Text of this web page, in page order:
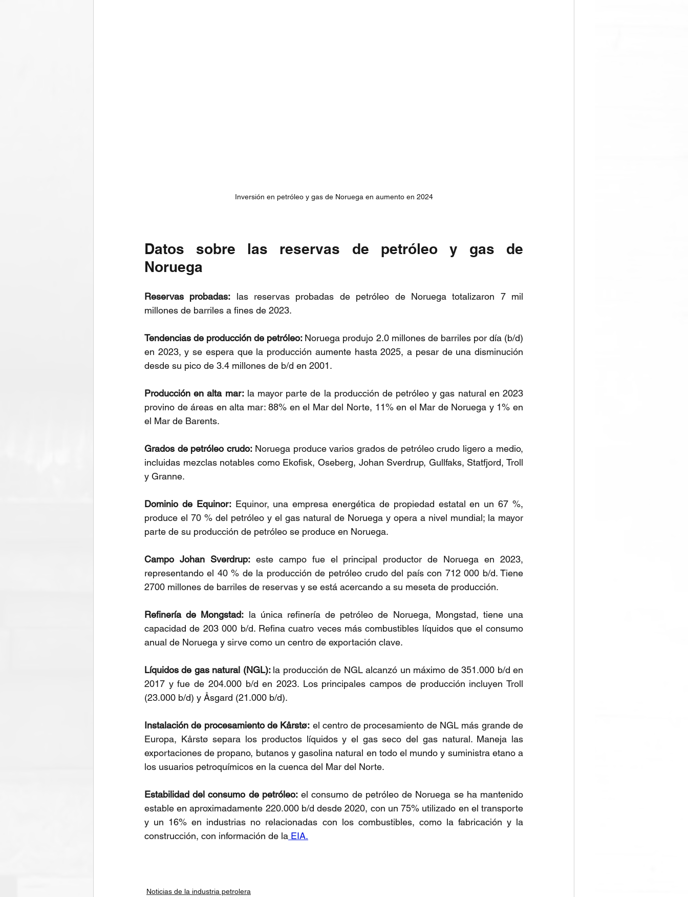
Inversión en petróleo y gas de Noruega en aumento en 2024
Datos sobre las reservas de petróleo y gas de
Noruega
Reservas probadas: las reservas probadas de petróleo de Noruega totalizaron 7 mil
millones de barriles a fines de 2023.
Tendencias de producción de petróleo: Noruega produjo 2.0 millones de barriles por día (b/d)
en 2023, y se espera que la producción aumente hasta 2025, a pesar de una disminución
desde su pico de 3.4 millones de b/d en 2001.
Producción en alta mar: la mayor parte de la producción de petróleo y gas natural en 2023
provino de áreas en alta mar: 88% en el Mar del Norte, 11% en el Mar de Noruega y 1% en
el Mar de Barents.
Grados de petróleo crudo: Noruega produce varios grados de petróleo crudo ligero a medio,
incluidas mezclas notables como Ekofisk, Oseberg, Johan Sverdrup, Gullfaks, Statfjord, Troll
y Granne.
Dominio de Equinor: Equinor, una empresa energética de propiedad estatal en un 67 %,
produce el 70 % del petróleo y el gas natural de Noruega y opera a nivel mundial; la mayor
parte de su producción de petróleo se produce en Noruega.
Campo Johan Sverdrup: este campo fue el principal productor de Noruega en 2023,
representando el 40 % de la producción de petróleo crudo del país con 712 000 b/d. Tiene
2700 millones de barriles de reservas y se está acercando a su meseta de producción.
Refinería de Mongstad: la única refinería de petróleo de Noruega, Mongstad, tiene una
capacidad de 203 000 b/d. Refina cuatro veces más combustibles líquidos que el consumo
anual de Noruega y sirve como un centro de exportación clave.
Líquidos de gas natural (NGL): la producción de NGL alcanzó un máximo de 351.000 b/d en
2017 y fue de 204.000 b/d en 2023. Los principales campos de producción incluyen Troll
(23.000 b/d) y Åsgard (21.000 b/d).
Instalación de procesamiento de Kårstø: el centro de procesamiento de NGL más grande de
Europa, Kårstø separa los productos líquidos y el gas seco del gas natural. Maneja las
exportaciones de propano, butanos y gasolina natural en todo el mundo y suministra etano a
los usuarios petroquímicos en la cuenca del Mar del Norte.
Estabilidad del consumo de petróleo: el consumo de petróleo de Noruega se ha mantenido
estable en aproximadamente 220.000 b/d desde 2020, con un 75% utilizado en el transporte
y un 16% en industrias no relacionadas con los combustibles, como la fabricación y la
construcción, con información de la EIA.
Noticias de la industria petrolera